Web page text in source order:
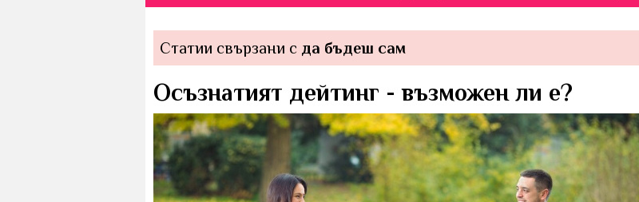
Статии свързани с да бъдеш сам
Осъзнатият дейтинг - възможен ли е?